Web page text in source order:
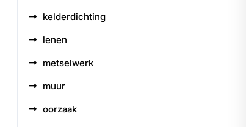
kelderdichting
lenen
metselwerk
muur
oorzaak